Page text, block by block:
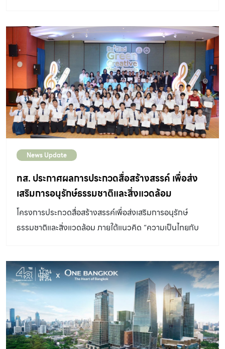
News Update
ทส. ประกาศผลการประกวดสื่อสร้างสรรค์ เพื่อส่ง
เสริมการอนุรักษ์ธรรมชาติและสิ่งแวดล้อม
“Be’Glad Creative Media Awards”
โครงการประกวดสื่อสร้างสรรค์เพื่อส่งเสริมการอนุรักษ์
ธรรมชาติและสิ่งแวดล้อม ภายใต้แนวคิด “ความเป็นไทยกับ